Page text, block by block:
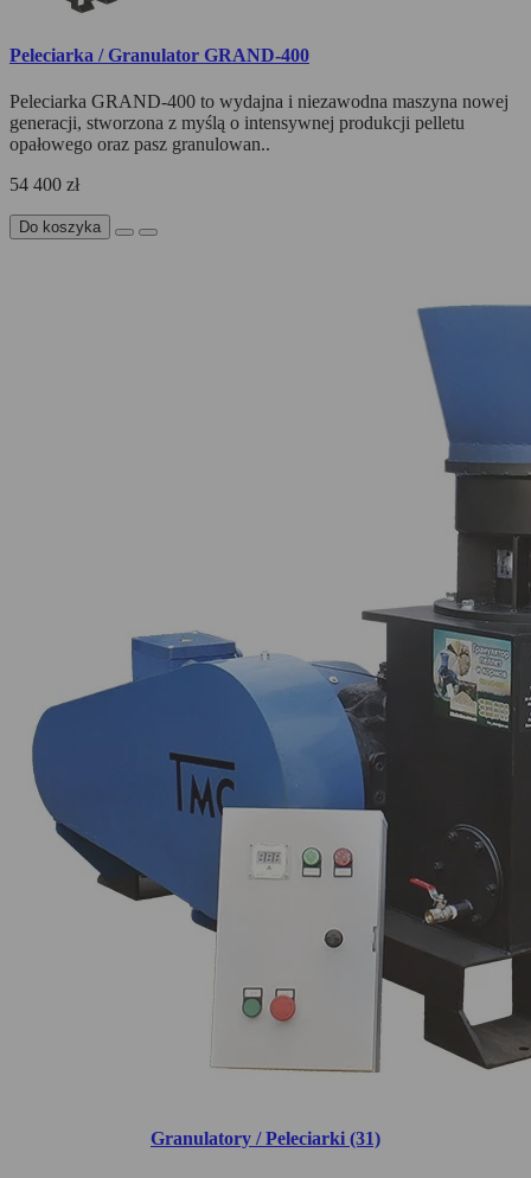
Peleciarka / Granulator GRAND-400
Peleciarka GRAND-400 to wydajna i niezawodna maszyna nowej
generacji, stworzona z myślą o intensywnej produkcji pelletu
opałowego oraz pasz granulowan..
54 400 zł
Do koszyka
Granulatory / Peleciarki (31)